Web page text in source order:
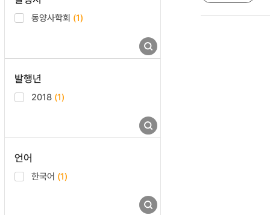
동양사학회 (1)
발행년
2018 (1)
언어
한국어 (1)